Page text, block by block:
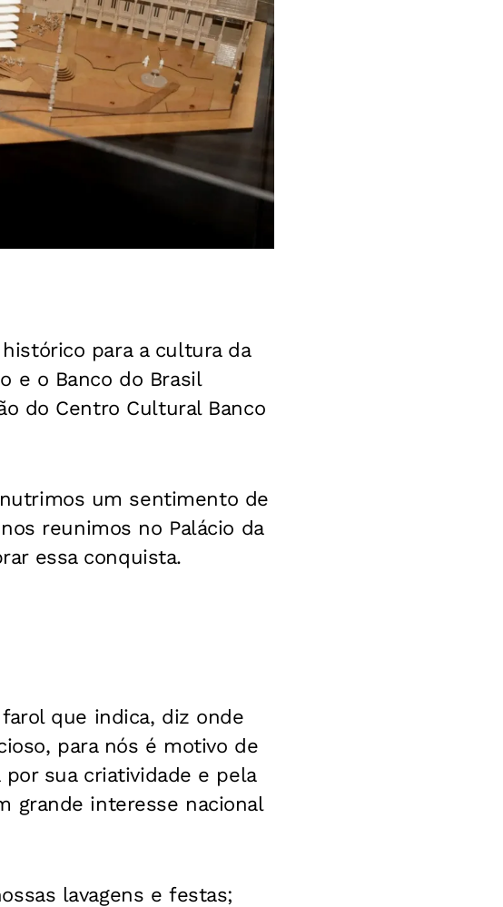
para a cultura da
e o Banco do Brasil
do Centro Cultural Banco
um sentimento de
reunimos no Palácio da
essa conquista.
farol que indica, diz onde
para nós é motivo de
sua criatividade e pela
grande interesse nacional
lavagens e festas;